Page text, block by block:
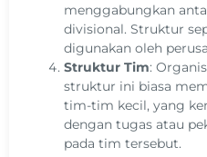
menggabungkan
divisional. Struktur
digunakan oleh
Struktur Tim:
struktur ini biasa
tim-tim kecil, yang
dengan tugas atau
pada tim tersebut.